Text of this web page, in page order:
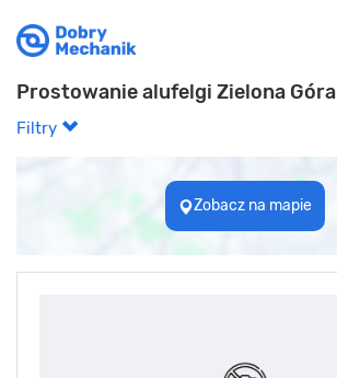
Prostowanie alufelgi Zielona Góra
Filtry
Zobacz na mapie